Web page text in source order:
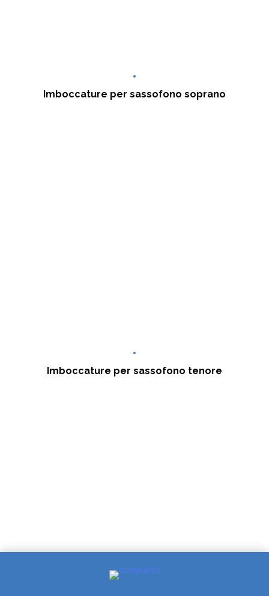
Imboccature per sassofono soprano
Imboccature per sassofono tenore